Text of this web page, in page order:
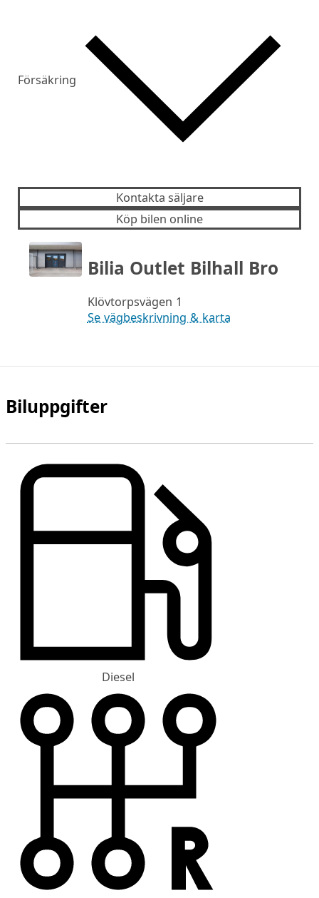
Försäkring
Kontakta säljare
Köp bilen online
Bilia Outlet Bilhall Bro
Klövtorpsvägen 1
Se vägbeskrivning & karta
Biluppgifter
Diesel